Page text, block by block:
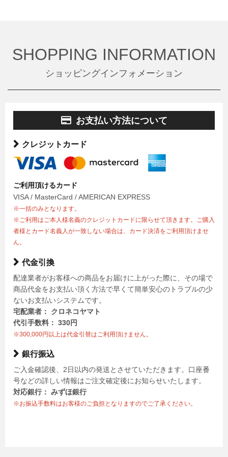
SHOPPING INFORMATION
ショッピングインフォメーション
お支払い方法について
クレジットカード
ご利用頂けるカード
VISA / MasterCard / AMERICAN EXPRESS
※一括のみとなります。
※ご利用はご本人様名義のクレジットカードに限らせて頂きます。ご購入
者様とカード名義人が一致しない場合は、カード決済をご利用頂けませ
ん。
代金引換
配達業者がお客様への商品をお届けに上がった際に、その場で
商品代金をお支払い頂く方法で早くて簡単安心のトラブルの少
ないお支払いシステムです。
宅配業者： クロネコヤマト
代引手数料： 330円
※300,000円以上は代金引替はご利用頂けません。
銀行振込
ご入金確認後、2日以内の発送とさせていただきます。口座番
号などの詳しい情報はご注文確定後にお知らせいたします。
対応銀行： みずほ銀行
※お振込手数料はお客様のご負担となりますのでご了承ください。